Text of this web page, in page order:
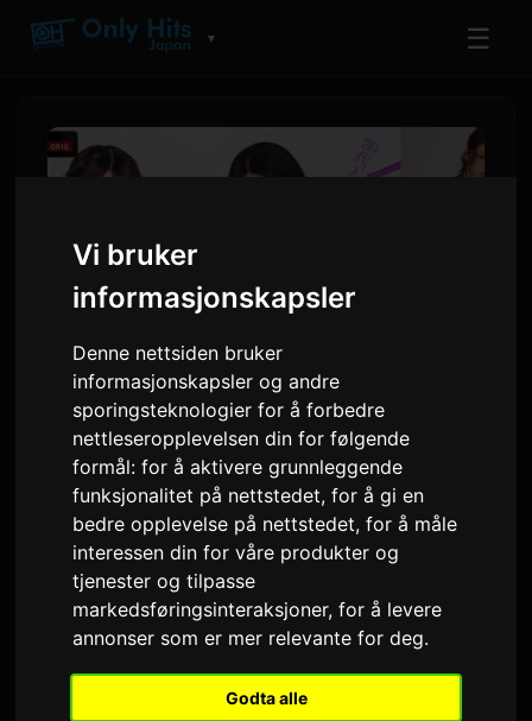
Vi bruker
informasjonskapsler
Denne nettsiden bruker
informasjonskapsler og andre
sporingsteknologier for å forbedre
nettleseropplevelsen din for følgende
formål:for å aktivere grunnleggende
funksjonalitet på nettstedet,for å gi en
bedre opplevelse på nettstedet,for å måle
interessen din for våre produkter og
tjenester og tilpasse
markedsføringsinteraksjoner,for å levere
annonser som er mer relevante for deg.
Godta alle
▼ ☰
Gyubin og chilldspot bidrar
med themesonger for 'Girl or
Lady 3'
AvSam 2 juni 2026
Oversatt fra engelsk
2,690 visninger
Koreansk artistGyubinog Tokyo-bandet
har laget nye sanger for den tredje